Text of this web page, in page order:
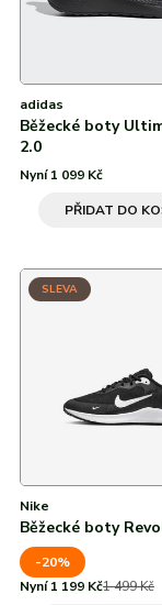
adidas
Běžecké boty
2.0
Nyní 1 099 Kč
PŘIDAT DO
SLEVA
Nike
Běžecké boty
-20%
Nyní 1 199 Kč1 499 Kč